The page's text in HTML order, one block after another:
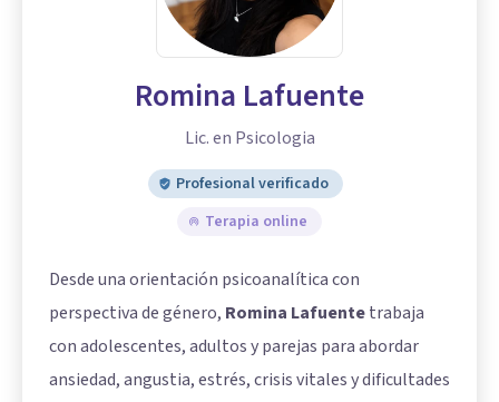
Romina Lafuente
Lic. en Psicologia
Profesional verificado
Terapia online
Desde una orientación psicoanalítica con
perspectiva de género, Romina Lafuentetrabaja
con adolescentes, adultos y parejas para abordar
ansiedad, angustia, estrés, crisis vitales y dificultades